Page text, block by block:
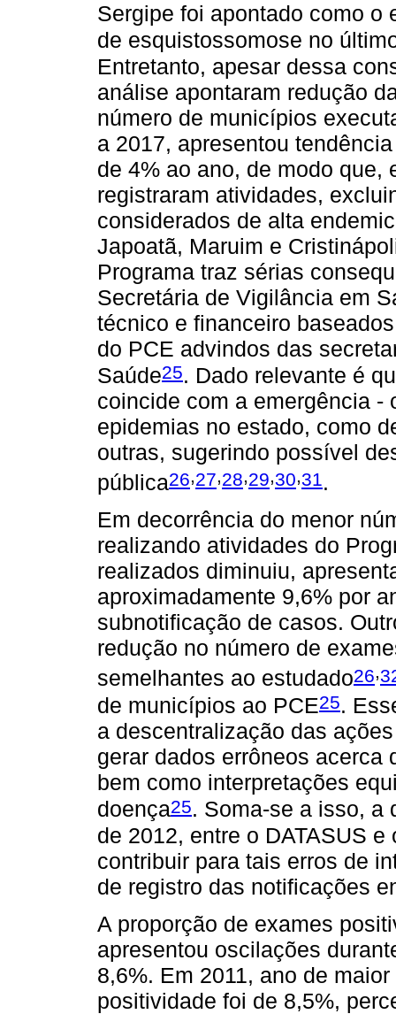
Sergipe foi apontado como o
de esquistossomose no
Entretanto, apesar dessa
análise apontaram redução
número de municípios
a 2017, apresentou
de 4% ao ano, de modo
registraram atividades,
considerados de alta
Japoatã, Maruim e
Programa traz sérias
Secretária de Vigilância em
técnico e financeiro
do PCE advindos das
Saúde25. Dado relevante é
coincide com a emergência -
epidemias no estado, como
outras, sugerindo possível
pública26,27,28,29,30,31.
Em decorrência do menor
realizando atividades do
realizados diminuiu,
aproximadamente 9,6% por
subnotificação de casos.
redução no número de
semelhantes ao estudado26,
de municípios ao PCE25.
a descentralização das
gerar dados errôneos acerca
bem como interpretações
doença25. Soma-se a isso, a
de 2012, entre o DATASUS
contribuir para tais erros de
de registro das notificações
A proporção de exames
apresentou oscilações
8,6%. Em 2011, ano de
positividade foi de 8,5%,